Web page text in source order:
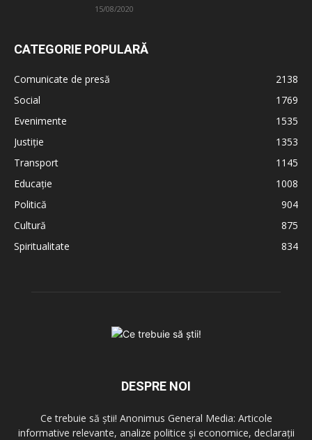
15/08/2020
CATEGORIE POPULARĂ
Comunicate de presă
2138
Social
1769
Evenimente
1535
Justiție
1353
Transport
1145
Educație
1008
Politică
904
Cultură
875
Spiritualitate
834
DESPRE NOI
Ce trebuie să știi! Anonimus General Media: Articole
informative relevante, analize politice și economice, declarații